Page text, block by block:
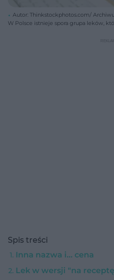
Autor: Thinkstockphotos.com/
W Polsce istnieje spora grupa leków,
Spis treści
Inna nazwa i... cena
Lek w wersji "na